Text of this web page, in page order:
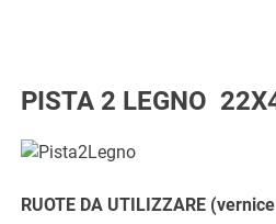
PISTA 2 LEGNO
RUOTE DA UTILIZZARE